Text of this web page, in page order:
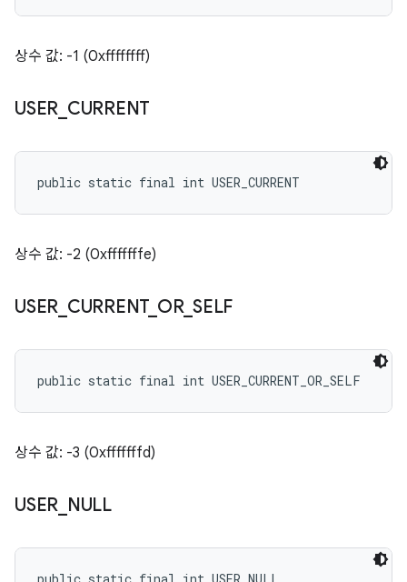
상수 값: -1 (0xffffffff)
USER CURRENT
public static final int USER_CURRENT
상수 값: -2 (0xfffffffe)
USER CURRENT_ OR_ SELF
public static final int USER_CURRENT_OR_SELF
상수 값: -3 (0xfffffffd)
USER NULL